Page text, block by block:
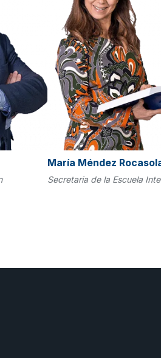
María Méndez
Secretaria de la Escuela